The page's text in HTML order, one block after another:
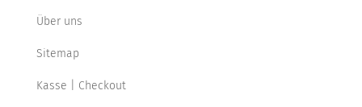
Über uns
Sitemap
Kasse | Checkout